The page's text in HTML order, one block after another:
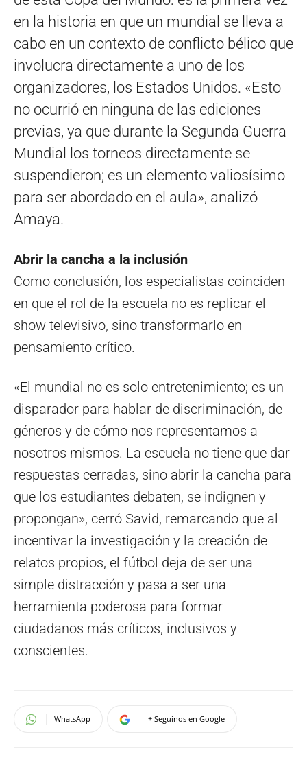
en la historia en que un mundial se lleva a
cabo en un contexto de conflicto bélico que
involucra directamente a uno de los
organizadores, los Estados Unidos. «Esto
no ocurrió en ninguna de las ediciones
previas, ya que durante la Segunda Guerra
Mundial los torneos directamente se
suspendieron; es un elemento valiosísimo
para ser abordado en el aula», analizó
Amaya.
Abrir la cancha a la inclusión
Como conclusión, los especialistas coinciden
en que el rol de la escuela no es replicar el
show televisivo, sino transformarlo en
pensamiento crítico.
«El mundial no es solo entretenimiento; es un
disparador para hablar de discriminación, de
géneros y de cómo nos representamos a
nosotros mismos. La escuela no tiene que dar
respuestas cerradas, sino abrir la cancha para
que los estudiantes debaten, se indignen y
propongan», cerró Savid, remarcando que al
incentivar la investigación y la creación de
relatos propios, el fútbol deja de ser una
simple distracción y pasa a ser una
herramienta poderosa para formar
ciudadanos más críticos, inclusivos y
conscientes.
WhatsApp + Seguinos en Google